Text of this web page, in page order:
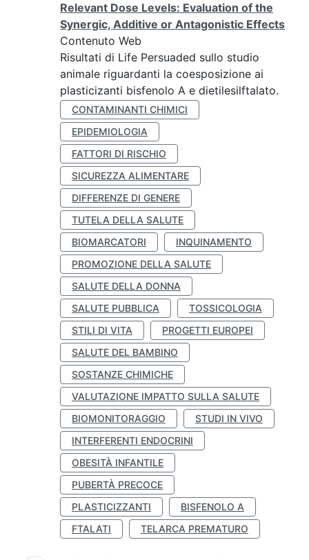
Relevant Dose Levels: Evaluation of the
Synergic, Additive or Antagonistic Effects
Contenuto Web
Risultati di Life Persuaded sullo studio
animale riguardanti la coesposizione ai
plasticizanti bisfenolo A e dietilesilftalato.
CONTAMINANTI CHIMICI
EPIDEMIOLOGIA
FATTORI DI RISCHIO
SICUREZZA ALIMENTARE
DIFFERENZE DI GENERE
TUTELA DELLA SALUTE
BIOMARCATORI
INQUINAMENTO
PROMOZIONE DELLA SALUTE
SALUTE DELLA DONNA
SALUTE PUBBLICA
TOSSICOLOGIA
STILI DI VITA
PROGETTI EUROPEI
SALUTE DEL BAMBINO
SOSTANZE CHIMICHE
VALUTAZIONE IMPATTO SULLA SALUTE
BIOMONITORAGGIO
STUDI IN VIVO
INTERFERENTI ENDOCRINI
OBESITÀ INFANTILE
PUBERTÀ PRECOCE
PLASTICIZZANTI
BISFENOLO A
FTALATI
TELARCA PREMATURO